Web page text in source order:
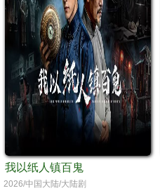
我以纸人镇百鬼
2026/中国大陆/大陆剧